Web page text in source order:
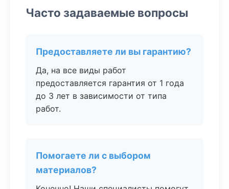
Часто задаваемые вопросы
Предоставляете ли вы гарантию?
Да, на все виды работ
предоставляется гарантия от 1 года
до 3 лет в зависимости от типа
работ.
Помогаете ли с выбором
материалов?